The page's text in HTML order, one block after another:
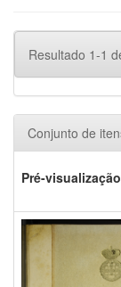
Resultado 1-1
Conjunto de
Pré-visualização